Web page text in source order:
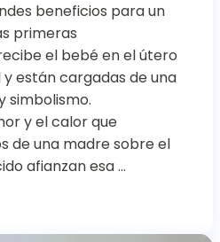
beneficios para un
primeras
el bebé en el útero
están cargadas de una
simbolismo.
y el calor que
de una madre sobre el
afianzan esa …